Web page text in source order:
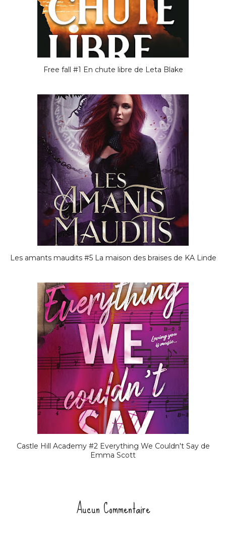
Free fall #1 En chute libre de Leta Blake
Les amants maudits #5 La maison des braises de KA Linde
Castle Hill Academy #2 Everything We Couldn't Say de
Emma Scott
Aucun Commentaire